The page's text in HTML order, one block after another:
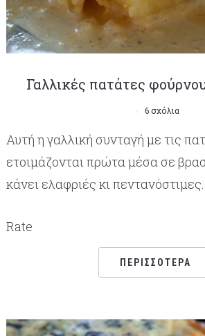
Γαλλικές πατάτες
6 σχόλια
Αυτή η γαλλική συνταγή με τις
ετοιμάζονται πρώτα μέσα σε
κάνει ελαφριές κι πεντανόστιμες.
Rate
ΠΕΡΙΣΣΌΤΕΡΑ